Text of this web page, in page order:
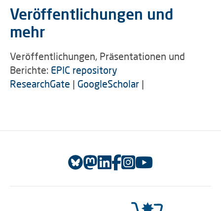
Veröffentlichungen und
mehr
Veröffentlichungen, Präsentationen und
Berichte: EPIC repository
ResearchGate | GoogleScholar |